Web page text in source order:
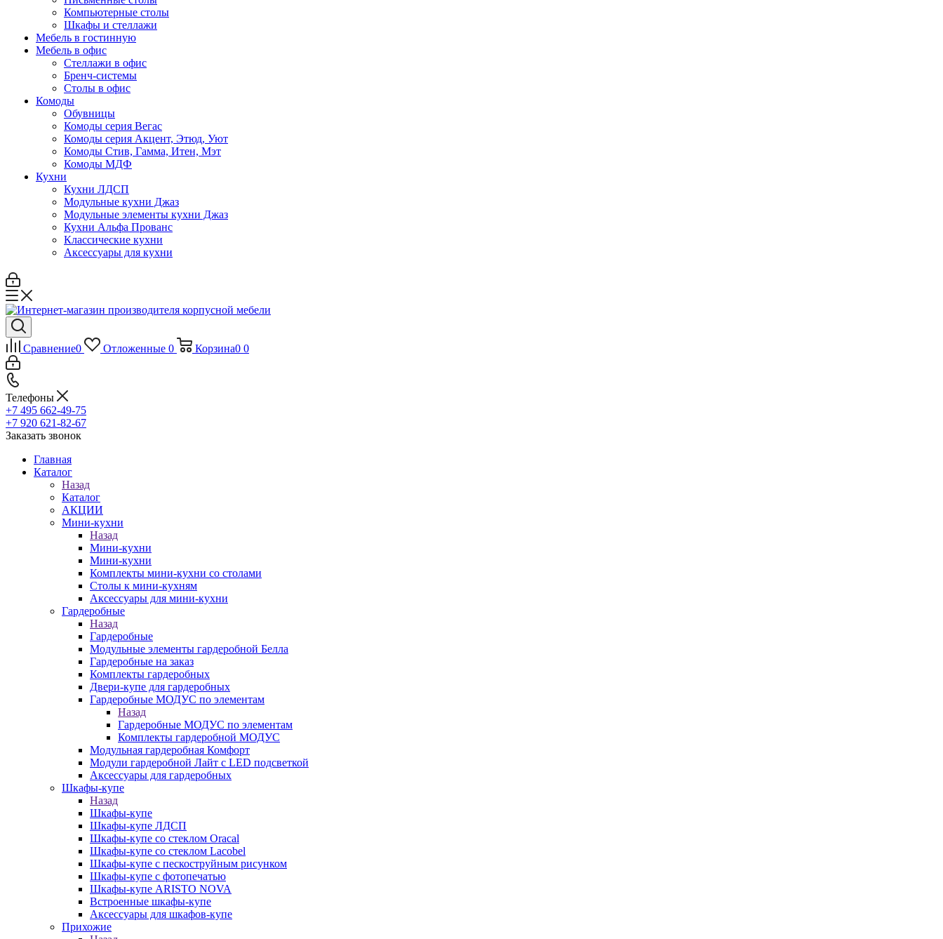
Компьютерные столы
Шкафы и стеллажи
Мебель в гостинную
Мебель в офис
Стеллажи в офис
Бренч-системы
Столы в офис
Комоды
Обувницы
Комоды серия Вегас
Комоды серия Акцент, Этюд, Уют
Комоды Стив, Гамма, Итен, Мэт
Комоды МДФ
Кухни
Кухни ЛДСП
Модульные кухни Джаз
Модульные элементы кухни Джаз
Кухни Альфа Прованс
Классические кухни
Аксессуары для кухни
Сравнение0 Отложенные 0 Корзина0 0
Телефоны
+7 495 662-49-75
+7 920 621-82-67
Заказать звонок
Главная
Каталог
Назад
Каталог
АКЦИИ
Мини-кухни
Назад
Мини-кухни
Мини-кухни
Комплекты мини-кухни со столами
Столы к мини-кухням
Аксессуары для мини-кухни
Гардеробные
Назад
Гардеробные
Модульные элементы гардеробной Белла
Гардеробные на заказ
Комплекты гардеробных
Двери-купе для гардеробных
Гардеробные МОДУС по элементам
Назад
Гардеробные МОДУС по элементам
Комплекты гардеробной МОДУС
Модульная гардеробная Комфорт
Модули гардеробной Лайт с LED подсветкой
Аксессуары для гардеробных
Шкафы-купе
Назад
Шкафы-купе
Шкафы-купе ЛДСП
Шкафы-купе со стеклом Oracal
Шкафы-купе со стеклом Lacobel
Шкафы-купе с пескоструйным рисунком
Шкафы-купе с фотопечатью
Шкафы-купе ARISTO NOVA
Встроенные шкафы-купе
Аксессуары для шкафов-купе
Прихожие